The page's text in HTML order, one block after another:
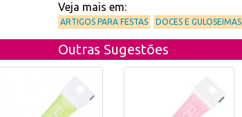
Veja mais em:
ARTIGOS PARA FESTAS DOCES E GULOSEIMAS
Outras Sugestões